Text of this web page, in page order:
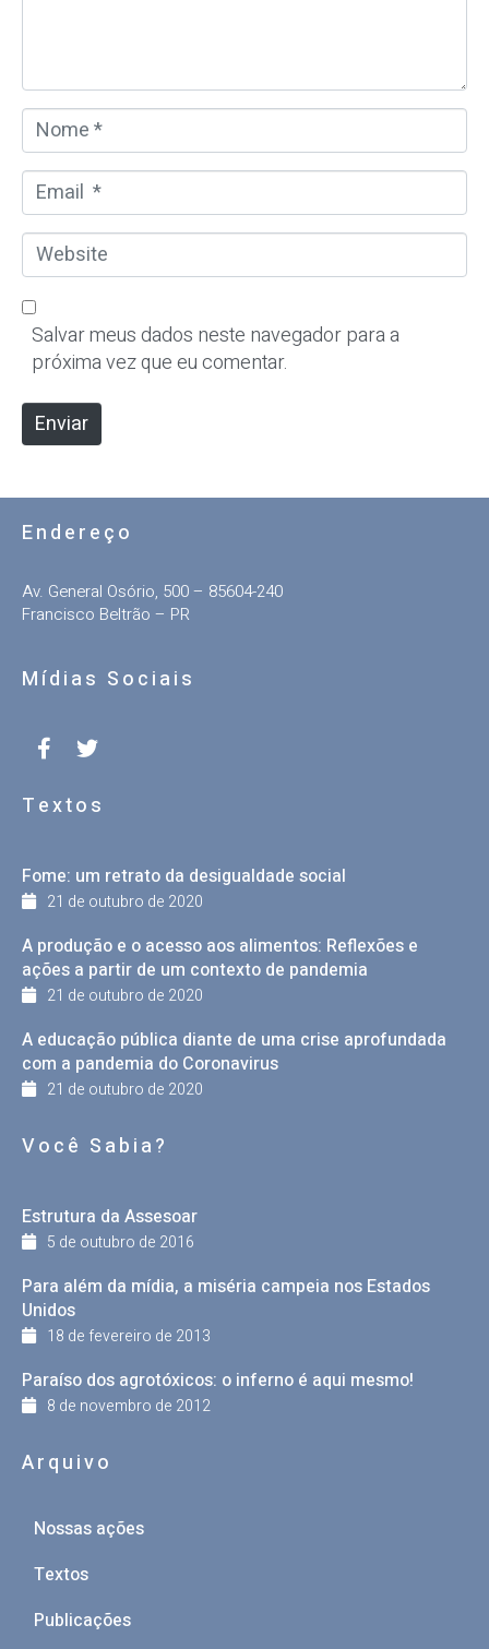
o
N
o
m
*
E
m
a
*
W
e
b
e
Salvar meus dados neste navegador para a
próxima vez que eu comentar.
Enviar
Endereço
Av. General Osório, 500 – 85604-240
Francisco Beltrão – PR
Mídias Sociais
Textos
Fome: um retrato da desigualdade social
21 de outubro de 2020
A produção e o acesso aos alimentos: Reflexões e
ações a partir de um contexto de pandemia
21 de outubro de 2020
A educação pública diante de uma crise aprofundada
com a pandemia do Coronavirus
21 de outubro de 2020
Você Sabia?
Estrutura da Assesoar
5 de outubro de 2016
Para além da mídia, a miséria campeia nos Estados
Unidos
18 de fevereiro de 2013
Paraíso dos agrotóxicos: o inferno é aqui mesmo!
8 de novembro de 2012
Arquivo
Nossas ações
Textos
Publicações